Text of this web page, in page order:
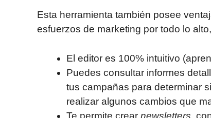
Esta herramienta también posee
esfuerzos de marketing por todo lo
El editor es 100% intuitivo
Puedes consultar informes
tus campañas para determinar
realizar algunos cambios que
Te permite crear newsletters,